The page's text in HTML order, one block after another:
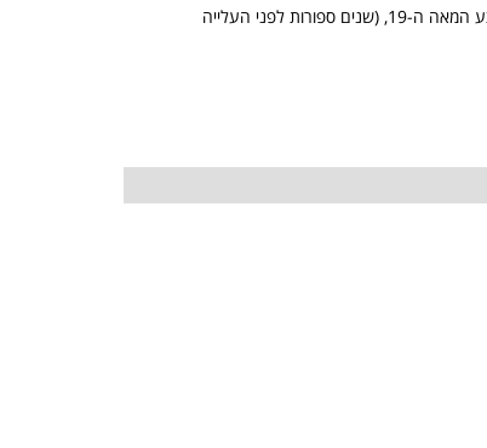
ההרצאה תעסוק בסיפורה הייחודי ובפועלה החשוב של הקהילה היהודית ביפו. קהילה של משפחות שהגיעו לארץ בעלייה הגדולה מצפון אפריקה באמצע המאה ה-19, (שנים ספורות לפני העלייה